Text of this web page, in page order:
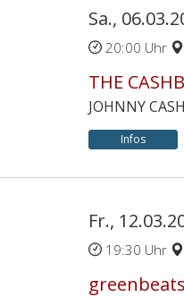
Sa.,
20:00 Uhr
THE
JOHNNY
Infos
Fr.,
19:30 Uhr